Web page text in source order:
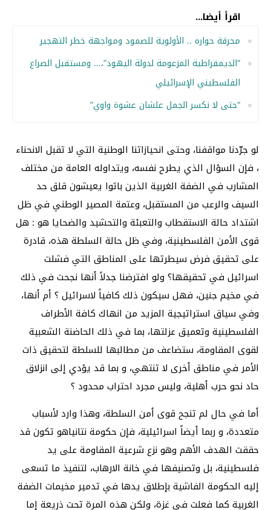
اقرأ أيضا...
محرقة حواره .. الأولوية للصمود ومواجهة خطر التهجير
“الديمقراطية المزعومة لدولة اليهود”،… ومستقبل الصراع
الفلسطيني الإسرائيلي
“حتى لا نكسر الجمل علشان عشوة واوي”
لو جرّدنا مواقفنا، وحتى انحيازاتنا الوطنية التي لا تقبل الانحناء
، فإن السؤال الذي يطرح نفسه، ويتداوله العامة من مختلف
المشارب في الضفة الغربية الذين باتوا يعيشون قلق حد
السيف والرعب من المستقبل، وعتمة المصير الوطني في ظل
اشتداد حالة الاستقطاب والتعبئة والتحشيد والضحايا هو : هل
قوى الأمن الفلسطينية، وفي ظل حالة السلطة هذه، قادرة
على تحقيق فرض سيطرتها على المناطق التي فشلت
اسرائيل في تحقيقها؟ ولو افترضنا جدلاً أنها نجحت في ذلك
في مخيم جنين، فهل سيكون ذلك كافياً لاسرائيل ؟ أم أنها،
وفي سياق استراتيجية المزيد من انهاك كافة الأطراف
الفلسطينية وتعميق عزلتها، بما في ذلك الحاضنة الشعبية
لقوى المقاومة، ستضاعف من مطالبها للسلطة لتحقيق ذات
الأمر في مناطق أخرى لا تنتهي، و بما قد يؤدي إلى انزلاق
حاد نحو حرب أهلية، وليس مجرد احتراب محدود ؟
أما في حال لم تنجح قوى أمن السلطة، وهذا وارد لأسباب
متعددة، و ربما أيضاً اسرائيلية، فإن حكومة نتانياهو تكون قد
حققت الهدف الأهم وهو نزع شرعية المقاومة على يد
فلسطينية، بل وتصنيفها في خانة الارهاب، لتنفيذ ما تسعى
إليه الحكومة الفاشية بإطلاق يدها في تدمير مخيمات الضفة
الغربية كما فعلت في غزة، ولكن هذه المرة تحت ذريعة إما